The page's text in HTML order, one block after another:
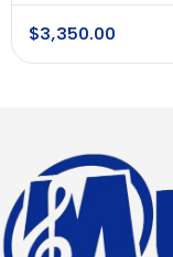
$3,350.00